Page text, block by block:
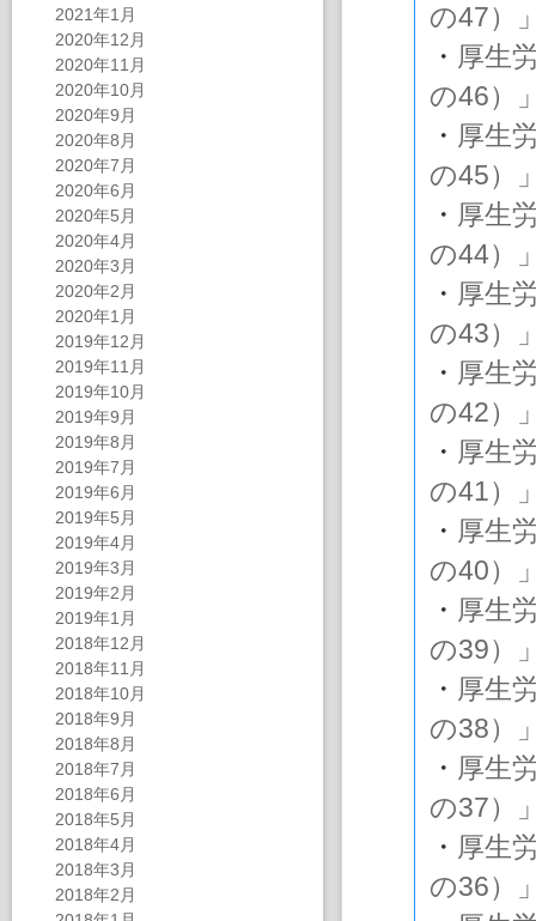
2021年1月
2020年12月
2020年11月
2020年10月
2020年9月
2020年8月
2020年7月
2020年6月
2020年5月
2020年4月
2020年3月
2020年2月
2020年1月
2019年12月
2019年11月
2019年10月
2019年9月
2019年8月
2019年7月
2019年6月
2019年5月
2019年4月
2019年3月
2019年2月
2019年1月
2018年12月
2018年11月
2018年10月
2018年9月
2018年8月
2018年7月
2018年6月
2018年5月
2018年4月
2018年3月
2018年2月
の47）
・ 厚生
の46）
・ 厚生
の45）
・ 厚生
の44）
・ 厚生
の43）
・ 厚生
の42）
・ 厚生
の41）
・ 厚生
の40）
・ 厚生
の39）
・ 厚生
の38）
・ 厚生
の37）
・ 厚生
の36）